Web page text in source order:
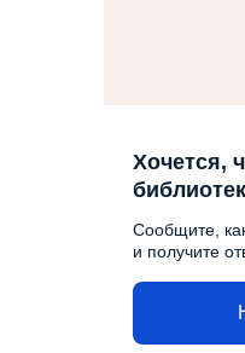
Хочется,
Сообщите,
и получите